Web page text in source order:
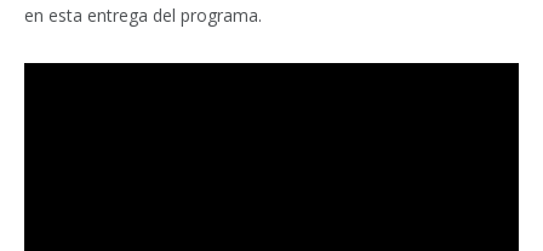
en esta entrega del programa.